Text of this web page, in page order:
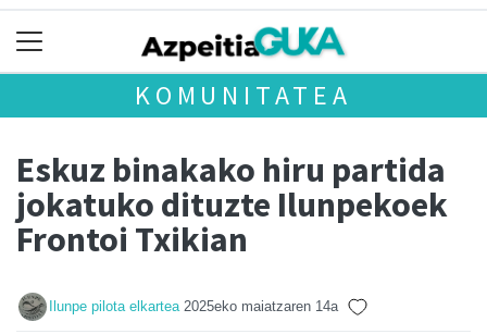
KOMUNITATEA
Eskuz binakako hiru partida
jokatuko dituzte Ilunpekoek
Frontoi Txikian
Ilunpe pilota elkartea 2025eko maiatzaren 14a